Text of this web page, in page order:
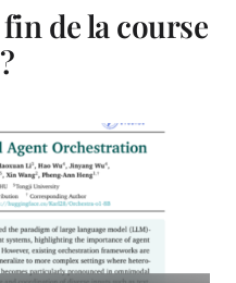
de la course